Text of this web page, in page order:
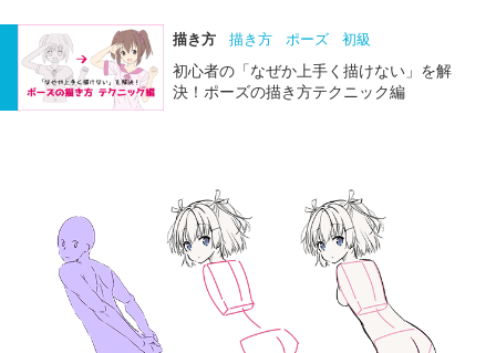
描き方 描き方 ポーズ 初級
初心者の「なぜか上手く描けない」を解
決！ポーズの描き方テクニック編